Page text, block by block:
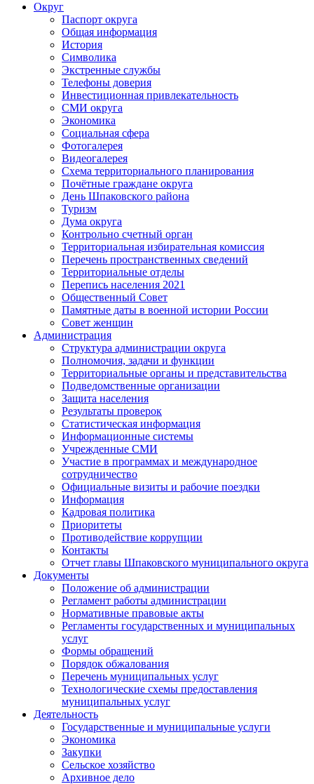
Округ
Паспорт округа
Общая информация
История
Символика
Экстренные службы
Телефоны доверия
Инвестиционная привлекательность
СМИ округа
Экономика
Социальная сфера
Фотогалерея
Видеогалерея
Схема территориального планирования
Почётные граждане округа
День Шпаковского района
Туризм
Дума округа
Контрольно счетный орган
Территориальная избирательная комиссия
Перечень пространственных сведений
Территориальные отделы
Перепись населения 2021
Общественный Совет
Памятные даты в военной истории России
Совет женщин
Администрация
Структура администрации округа
Полномочия, задачи и функции
Территориальные органы и представительства
Подведомственные организации
Защита населения
Результаты проверок
Статистическая информация
Информационные системы
Учрежденные СМИ
Участие в программах и международное
сотрудничество
Официальные визиты и рабочие поездки
Информация
Кадровая политика
Приоритеты
Противодействие коррупции
Контакты
Отчет главы Шпаковского муниципального округа
Документы
Положение об администрации
Регламент работы администрации
Нормативные правовые акты
Регламенты государственных и муниципальных
услуг
Формы обращений
Порядок обжалования
Перечень муниципальных услуг
Технологические схемы предоставления
муниципальных услуг
Деятельность
Государственные и муниципальные услуги
Экономика
Закупки
Сельское хозяйство
Архивное дело